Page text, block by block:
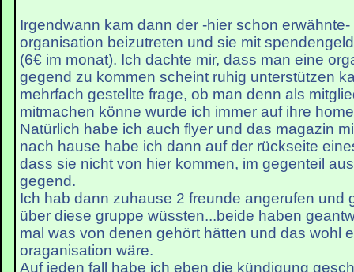
Irgendwann kam dann der -hier schon erwähnte-
organisation beizutreten und sie mit
(6€ im monat). Ich dachte mir, dass man eine
gegend zu kommen scheint ruhig unterstützen
mehrfach gestellte frage, ob man denn als
mitmachen könne wurde ich immer auf ihre
Natürlich habe ich auch flyer und das magazin
nach hause habe ich dann auf der rückseite
dass sie nicht von hier kommen, im gegenteil
gegend.
Ich hab dann zuhause 2 freunde angerufen und
über diese gruppe wüssten...beide haben
mal was von denen gehört hätten und das wohl
oraganisation wäre.
Auf jeden fall habe ich eben die kündigung